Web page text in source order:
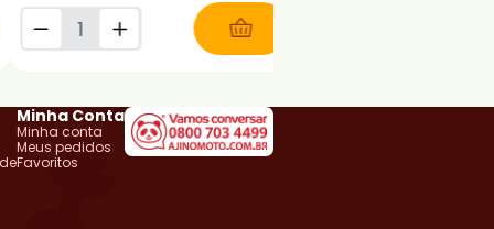
Minha Conta
Minha conta
Meus pedidos
Favoritos